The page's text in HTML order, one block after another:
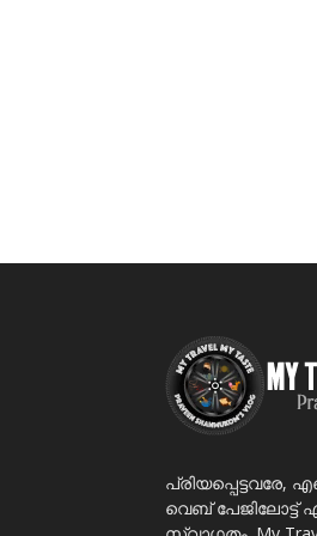
പ്രിയപ്പെട്ടവരേ,
വെബ് പേജിലോട്ട്